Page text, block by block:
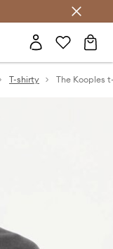
T-shirty The Kooples